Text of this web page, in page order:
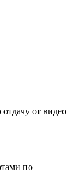
от видео
по